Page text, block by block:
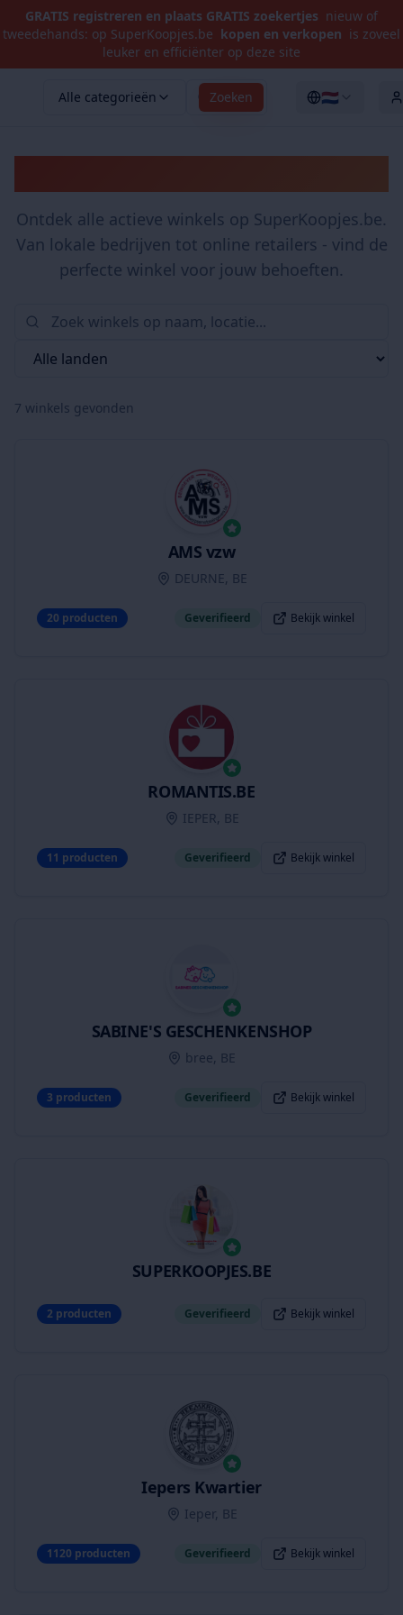
GRATIS registreren en plaats GRATIS zoekertjes nieuw of
tweedehands: op SuperKoopjes.be kopen en verkopen is zoveel
leuker en efficiënter op deze site
Alle categorieën Zoeken 🇳🇱
Ontdek alle actieve winkels op SuperKoopjes.be.
Van lokale bedrijven tot online retailers - vind de
perfecte winkel voor jouw behoeften.
7 winkels gevonden
AMS vzw
DEURNE, BE
20 producten Geverifieerd Bekijk winkel
ROMANTIS.BE
IEPER, BE
11 producten Geverifieerd Bekijk winkel
SABINE'S GESCHENKENSHOP
bree, BE
3 producten Geverifieerd Bekijk winkel
SUPERKOOPJES.BE
2 producten Geverifieerd Bekijk winkel
Iepers Kwartier
Ieper, BE
1120 producten Geverifieerd Bekijk winkel